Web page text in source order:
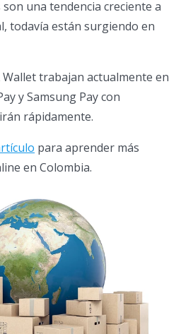
una tendencia creciente a
todavía están surgiendo en
Wallet trabajan actualmente en
y Samsung Pay con
rápidamente.
para aprender más
en Colombia.